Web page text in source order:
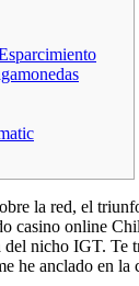
la red, el
casino online
del nicho IGT. Te
he anclado en